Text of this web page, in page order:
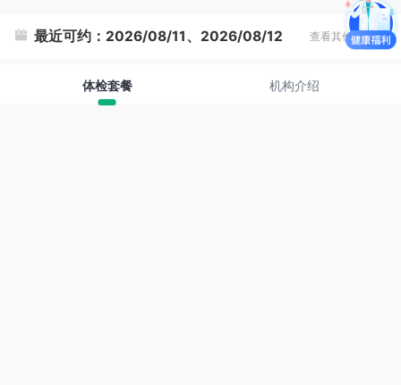
制
最近可约： 2026/08/11、2026/08/12 查看其他时间
体检套餐 机构介绍